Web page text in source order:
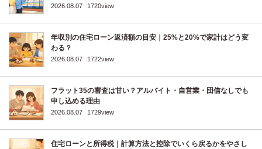
2026.08.07 1720view
年収別の住宅ローン返済額の目安｜25%と20%で家計はどう変
わる？
2026.08.07 1722view
フラット35の審査は甘い？アルバイト・自営業・団信なしでも
申し込める理由
2026.08.07 1729view
住宅ローンと所得税｜計算方法と控除でいくら戻るかをやさし